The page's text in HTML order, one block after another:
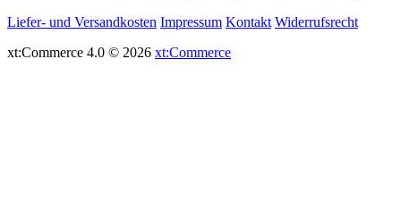
Liefer- und Versandkosten Impressum Kontakt Widerrufsrecht
xt:Commerce 4.0 © 2026 xt:Commerce